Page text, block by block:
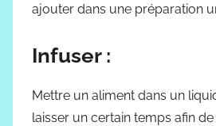
ajouter dans une préparation
Infuser :
Mettre un aliment dans un
laisser un certain temps afin de